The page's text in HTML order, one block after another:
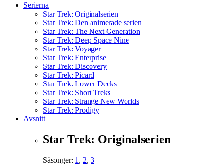
Serierna
Star Trek: Originalserien
Star Trek: Den animerade serien
Star Trek: The Next Generation
Star Trek: Deep Space Nine
Star Trek: Voyager
Star Trek: Enterprise
Star Trek: Discovery
Star Trek: Picard
Star Trek: Lower Decks
Star Trek: Short Treks
Star Trek: Strange New Worlds
Star Trek: Prodigy
Avsnitt
Star Trek: Originalserien
Säsonger: 1 , 2, 3